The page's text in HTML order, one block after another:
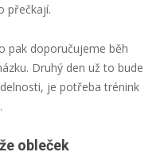
přečkají.
pak doporučujeme běh
Druhý den už to bude
je potřeba trénink
obleček